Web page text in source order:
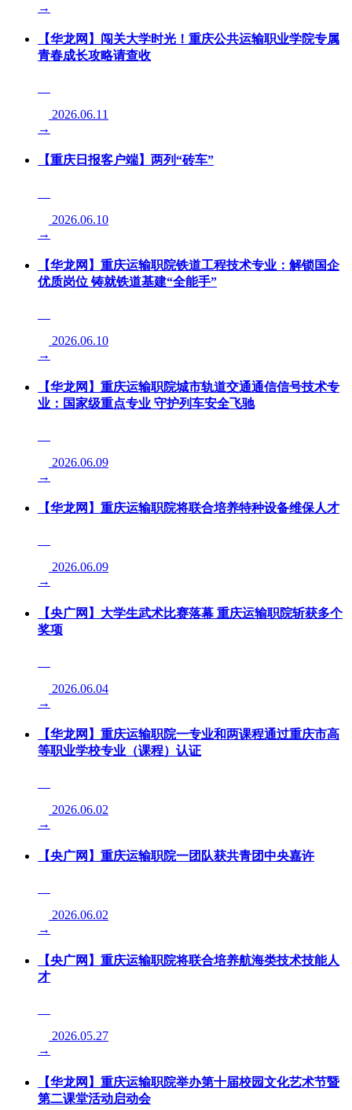
→
【华龙网】闯关大学时光！重庆公共运输职业学院专属
青春成长攻略请查收
2026.06.11
→
【重庆日报客户端】两列“砖车”
2026.06.10
→
【华龙网】重庆运输职院铁道工程技术专业：解锁国企
优质岗位 铸就铁道基建“全能手”
2026.06.10
→
【华龙网】重庆运输职院城市轨道交通通信信号技术专
业：国家级重点专业 守护列车安全飞驰
2026.06.09
→
【华龙网】重庆运输职院将联合培养特种设备维保人才
2026.06.09
→
【央广网】大学生武术比赛落幕 重庆运输职院斩获多个
奖项
2026.06.04
→
【华龙网】重庆运输职院一专业和两课程通过重庆市高
等职业学校专业（课程）认证
2026.06.02
→
【央广网】重庆运输职院一团队获共青团中央嘉许
2026.06.02
→
【央广网】重庆运输职院将联合培养航海类技术技能人
才
2026.05.27
→
【华龙网】重庆运输职院举办第十届校园文化艺术节暨
第二课堂活动启动会